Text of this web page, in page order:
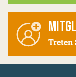
Treten